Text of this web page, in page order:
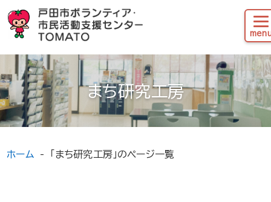
まち研究工房
ホーム 「まち研究工房」のページ一覧